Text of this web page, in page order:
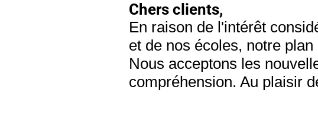
Chers clients,
En raison de l'intérêt
et de nos écoles, notre
Nous acceptons les
compréhension. Au plaisir